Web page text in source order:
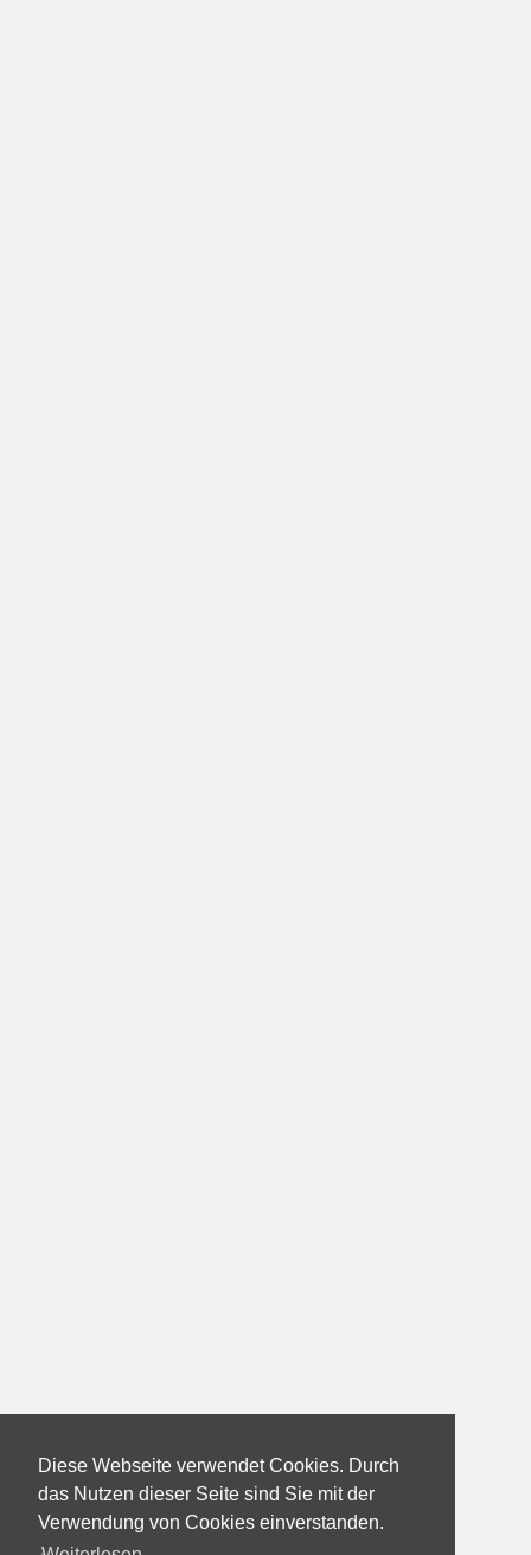
Diese Webseite verwendet Cookies. Durch
das Nutzen dieser Seite sind Sie mit der
Verwendung von Cookies einverstanden.